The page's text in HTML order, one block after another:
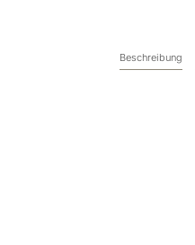
Beschreibung